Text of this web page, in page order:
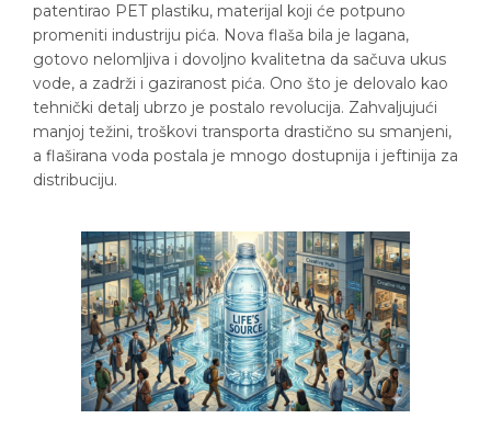
patentirao PET plastiku, materijal koji će potpuno
promeniti industriju pića. Nova flaša bila je lagana,
gotovo nelomljiva i dovoljno kvalitetna da sačuva ukus
vode, a zadrži i gaziranost pića. Ono što je delovalo kao
tehnički detalj ubrzo je postalo revolucija. Zahvaljujući
manjoj težini, troškovi transporta drastično su smanjeni,
a flaširana voda postala je mnogo dostupnija i jeftinija za
distribuciju.